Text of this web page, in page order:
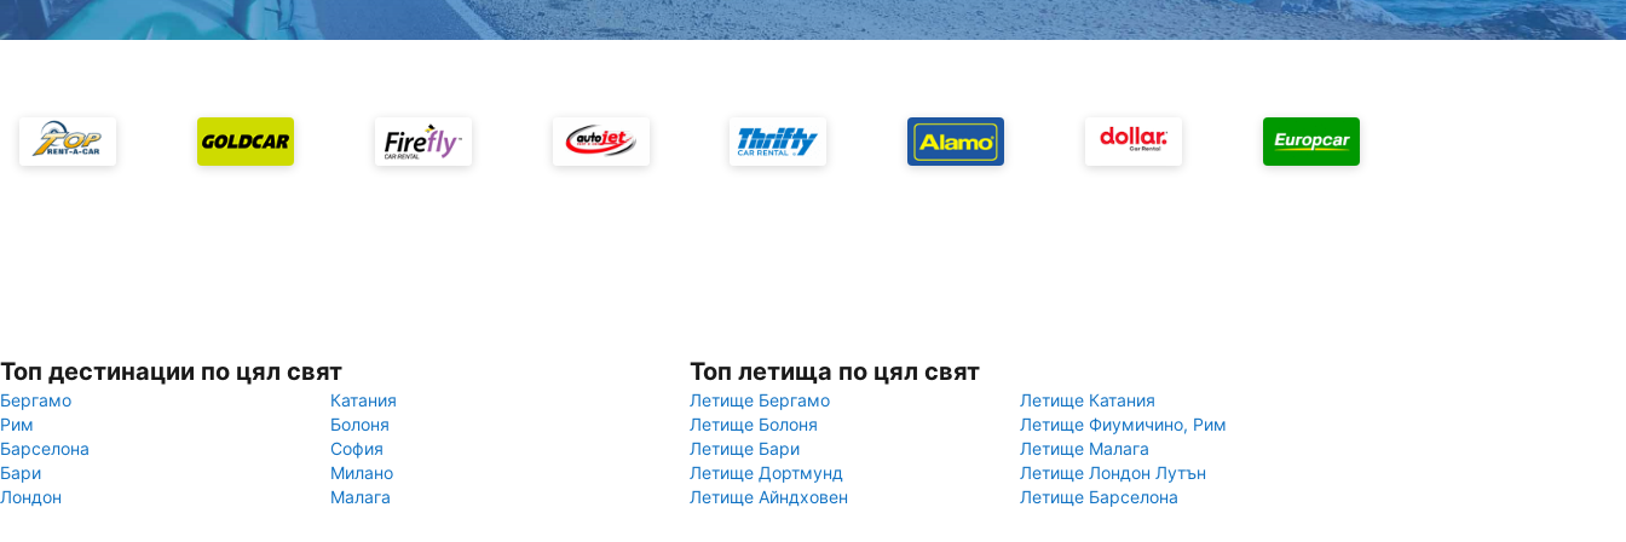
Топ дестинации по цял свят
Бергамо
Катания
Рим
Болоня
Барселона
София
Бари
Милано
Лондон
Малага
Топ летища по цял свят
Летище Бергамо
Летище Катания
Летище Болоня
Летище Фиумичино, Рим
Летище Бари
Летище Малага
Летище Дортмунд
Летище Лондон Лутън
Летище Айндховен
Летище Барселона